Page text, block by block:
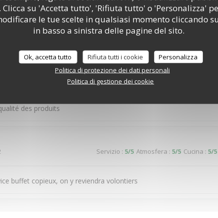
su 'Accetta tutto', 'Rifiuta tutto' o 'Personalizza'
le tue scelte in qualsiasi momento cliccando
in basso a sinistra delle pagine del sito.
Ok, accetta tutto Rifiuta tutti i cookie
Personalizza
Politica di protezione dei dati personali
Politica di gestione dei cookie
ce restaurant La diversité Le choix C était bon ,voire très bon
si possible
Servizio:5 /5 Atmosfera:
des produits
Servizio : 5/5 Atmosfera : 5/5 Cucina : 5/5
buffet copieux, on y reviendra volontiers